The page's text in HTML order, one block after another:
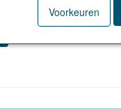
vanaf 1 juli 2026
Voorkeuren